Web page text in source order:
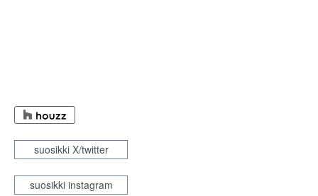
suosikki X/twitter
suosikki instagram